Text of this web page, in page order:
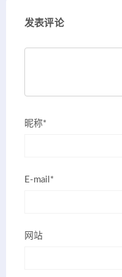
发表评论
昵称*
E-mail*
网站